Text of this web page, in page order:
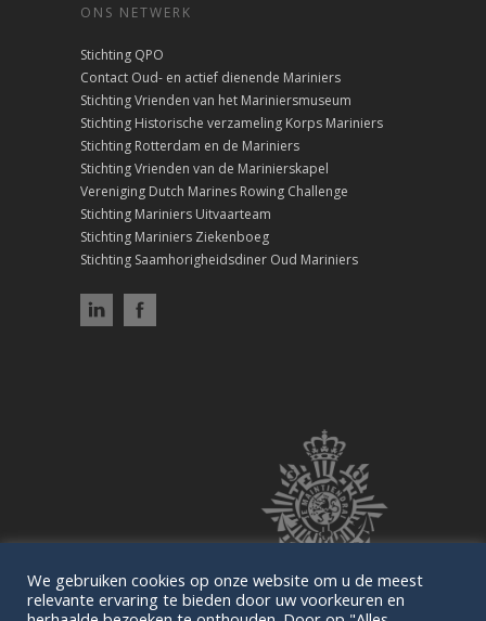
ONS NETWERK
Stichting QPO
Contact Oud- en actief dienende Mariniers
Stichting Vrienden van het Mariniersmuseum
Stichting Historische verzameling Korps Mariniers
Stichting Rotterdam en de Mariniers
Stichting Vrienden van de Marinierskapel
Vereniging Dutch Marines Rowing Challenge
Stichting Mariniers Uitvaarteam
Stichting Mariniers Ziekenboeg
Stichting Saamhorigheidsdiner Oud Mariniers
We gebruiken cookies op onze website om u de meest
relevante ervaring te bieden door uw voorkeuren en